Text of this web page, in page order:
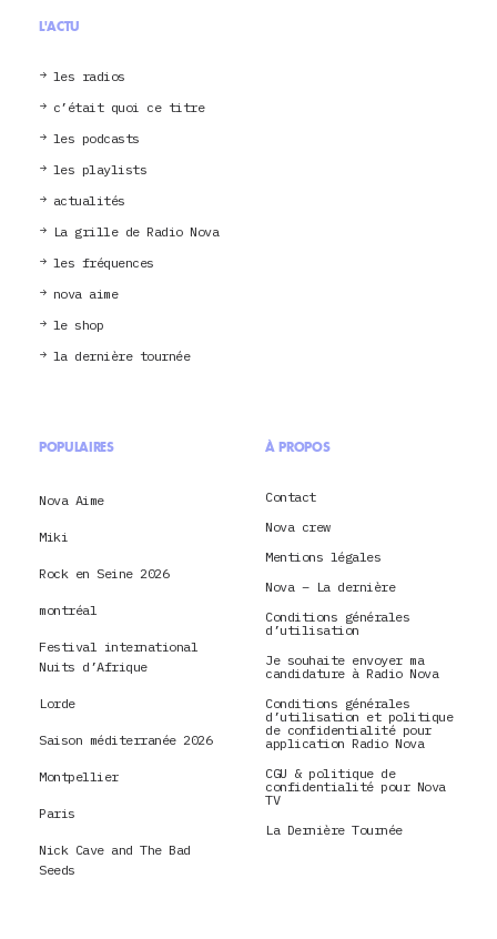
L'ACTU
les radios
c’était quoi ce titre
les podcasts
les playlists
actualités
La grille de Radio Nova
les fréquences
nova aime
le shop
la dernière tournée
POPULAIRES
Nova Aime
Miki
Rock en Seine 2026
montréal
Festival international
Nuits d’Afrique
Lorde
Saison méditerranée 2026
Montpellier
Paris
Nick Cave and The Bad
Seeds
À PROPOS
Contact
Nova crew
Mentions légales
Nova – La dernière
Conditions générales
d’utilisation
Je souhaite envoyer ma
candidature à Radio Nova
Conditions générales
d’utilisation et politique
de confidentialité pour
application Radio Nova
CGU & politique de
confidentialité pour Nova
TV
La Dernière Tournée